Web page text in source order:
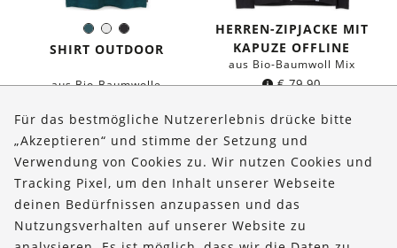
Dunkles
Petrol
WeißSchwarz
Farbe:
SHIRT OUTDOOR
aus Bio-Baumwolle
HERREN-ZIPJACKE MIT
KAPUZE OFFLINE
aus Bio-Baumwoll Mix
€79,90
Über uns
Bestellungen
Kontakt & Hilfe
Für das bestmögliche Nutzererlebnis drücke bitte
„Akzeptieren“ und stimme der Setzung und
Verwendung von Cookies zu. Wir nutzen Cookies und
Tracking Pixel, um den Inhalt unserer Webseite
deinen Bedürfnissen anzupassen und das
Nutzungsverhalten auf unserer Website zu